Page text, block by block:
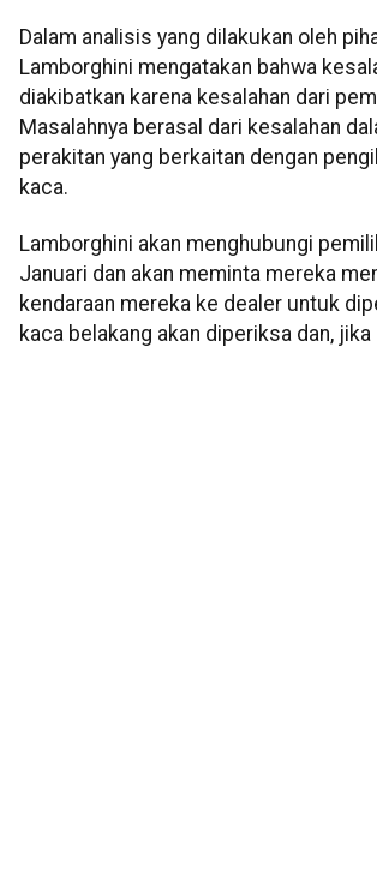
Dalam analisis yang dilakukan oleh
Lamborghini mengatakan bahwa
diakibatkan karena kesalahan dari
Masalahnya berasal dari kesalahan
perakitan yang berkaitan dengan
kaca.
Lamborghini akan menghubungi
Januari dan akan meminta mereka
kendaraan mereka ke dealer untuk
kaca belakang akan diperiksa dan,